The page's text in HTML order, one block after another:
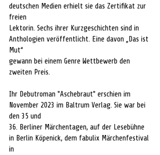
deutschen Medien erhielt sie das Zertifikat zur
freien
Lektorin. Sechs ihrer Kurzgeschichten sind in
Anthologien veröffentlicht. Eine davon „Das ist
Mut“
gewann bei einem Genre Wettbewerb den
zweiten Preis.
Ihr Debutroman "Aschebraut" erschien im
November 2023 im Baltrum Verlag. Sie war bei
den 35 und
36. Berliner Märchentagen, auf der Lesebühne
in Berlin Köpenick, dem fabulix Märchenfestival
in